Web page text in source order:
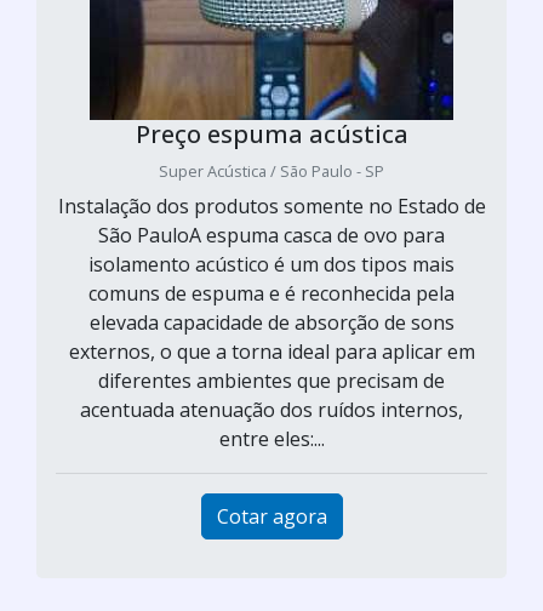
Preço espuma acústica
Super Acústica / São Paulo - SP
Instalação dos produtos somente no Estado de
São PauloA espuma casca de ovo para
isolamento acústico é um dos tipos mais
comuns de espuma e é reconhecida pela
elevada capacidade de absorção de sons
externos, o que a torna ideal para aplicar em
diferentes ambientes que precisam de
acentuada atenuação dos ruídos internos,
entre eles:...
Cotar agora